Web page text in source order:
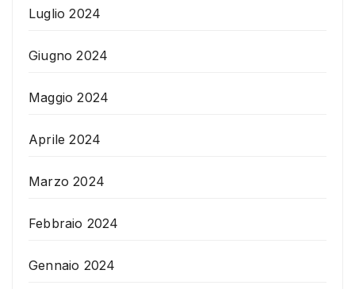
Luglio 2024
Giugno 2024
Maggio 2024
Aprile 2024
Marzo 2024
Febbraio 2024
Gennaio 2024